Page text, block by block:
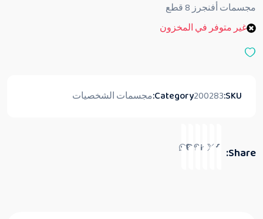
ي
م
ن
مجسمات أفنجرز 8 قطع
غير متوفر في المخزون
SKU:
200283
Category: مجسمات الشخصيات
Share: